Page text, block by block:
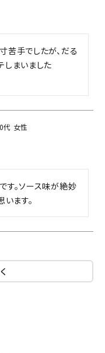
苦手でしたが、だる
しまいました
代 女性
す。ソース味が絶妙
ます。